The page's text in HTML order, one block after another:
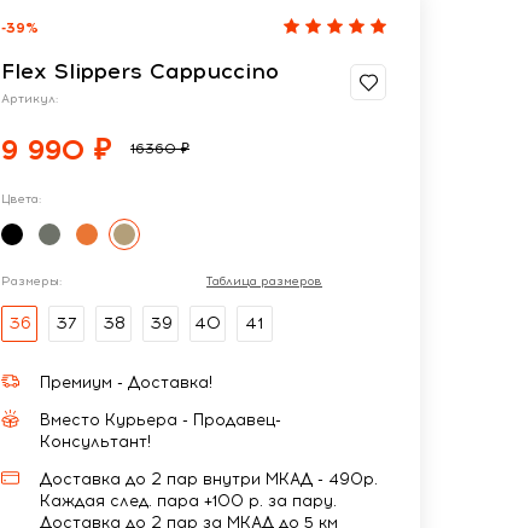
-39%
Flex Slippers Cappuccino
Артикул:
9 990 ₽ 16360 ₽
Цвета:
Размеры: Таблица размеров
36 37 38 39 40 41
Премиум - Доставка!
Вместо Курьера - Продавец-
Консультант!
Доставка до 2 пар внутри МКАД - 490р.
Каждая след. пара +100 р. за пару.
Доставка до 2 пар за МКАД до 5 км